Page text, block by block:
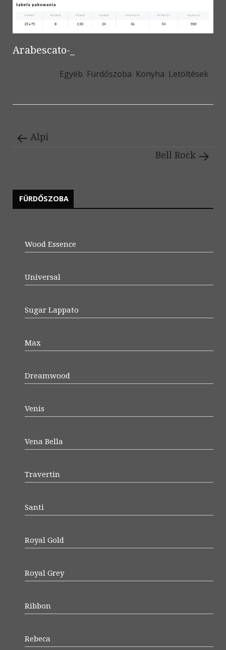
Arabescato-_
Egyéb Fürdőszoba Konyha Letöltések
Alpi
Bell Rock
FÜRDŐSZOBA
Wood Essence
Universal
Sugar Lappato
Max
Dreamwood
Venis
Vena Bella
Travertin
Santi
Royal Gold
Royal Grey
Ribbon
Rebeca